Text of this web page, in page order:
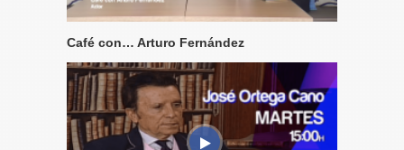
Café con… Arturo Fernández